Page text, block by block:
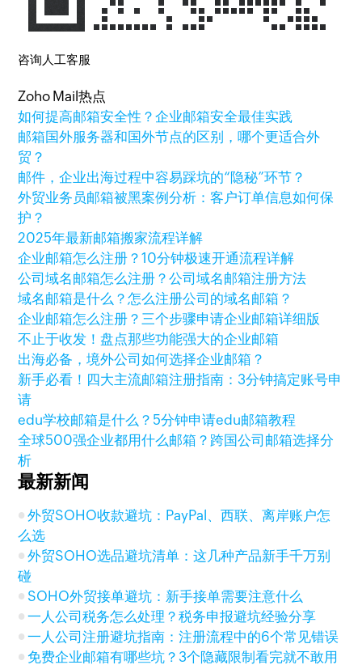
咨询人工客服
Zoho Mail热点
如何提高邮箱安全性？企业邮箱安全最佳实践
邮箱国外服务器和国外节点的区别，哪个更适合外
贸？
邮件，企业出海过程中容易踩坑的“隐秘”环节？
外贸业务员邮箱被黑案例分析：客户订单信息如何保
护？
2025年最新邮箱搬家流程详解
企业邮箱怎么注册？10分钟极速开通流程详解
公司域名邮箱怎么注册？公司域名邮箱注册方法
域名邮箱是什么？怎么注册公司的域名邮箱？
企业邮箱怎么注册？三个步骤申请企业邮箱详细版
不止于收发！盘点那些功能强大的企业邮箱
出海必备，境外公司如何选择企业邮箱？
新手必看！四大主流邮箱注册指南：3分钟搞定账号申
请
edu学校邮箱是什么？5分钟申请edu邮箱教程
全球500强企业都用什么邮箱？跨国公司邮箱选择分
析
最新新闻
外贸SOHO收款避坑：PayPal、西联、离岸账户怎
么选
外贸SOHO选品避坑清单：这几种产品新手千万别
碰
SOHO外贸接单避坑：新手接单需要注意什么
一人公司税务怎么处理？税务申报避坑经验分享
一人公司注册避坑指南：注册流程中的6个常见错误
免费企业邮箱有哪些坑？3个隐藏限制看完就不敢用